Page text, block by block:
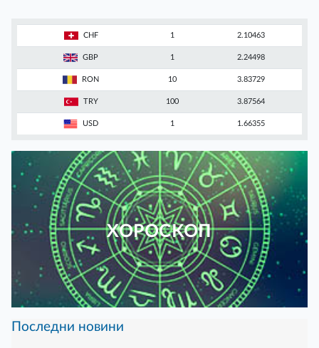
CHF 1 2.10463
GBP 1 2.24498
RON 10 3.83729
TRY 100 3.87564
USD 1 1.66355
ХОРОСКОП
Последни новини